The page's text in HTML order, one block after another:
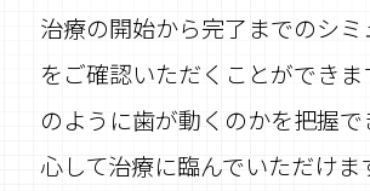
治療の開始から完了までのシ
をご確認いただくことができ
のように歯が動くのかを把握
心して治療に臨んでいただけま